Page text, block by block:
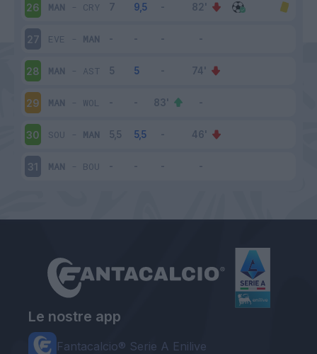
26 MAN - CRY
27 EVE - MAN
28 MAN - AST
29 MAN - WOL
30 SOU - MAN
31 MAN - BOU
Le nostre app
Fantacalcio® Serie A Enilive